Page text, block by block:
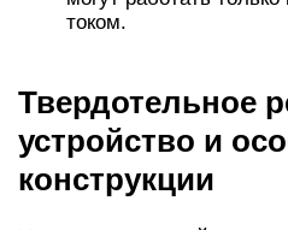
перенапряжения со
необходимо
Следует отметить, что
выдерживают
без применения
для ТР перегрузка по